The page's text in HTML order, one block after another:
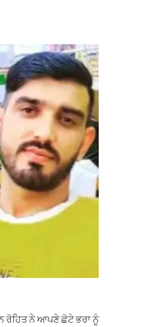
ਰੋਹਿਤ ਨੇ ਆਪਣੇ ਛੋਟੇ ਭਰਾ ਨੂੰ